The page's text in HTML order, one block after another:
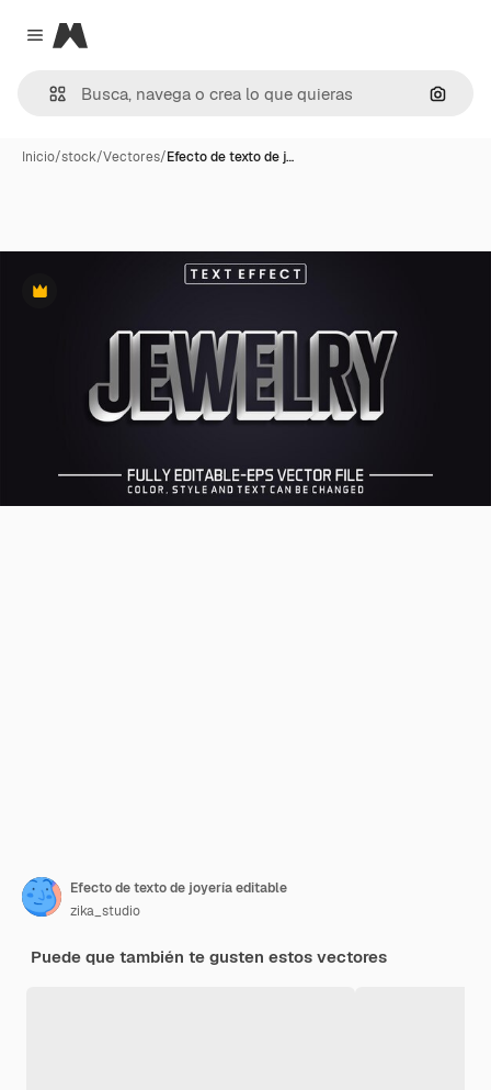
Close menu
Magnific
Inicio/stock/Vectores/Efecto de texto de j…
Premium
Efecto de texto de joyería editable
zika_studio
Puede que también te gusten estos vectores